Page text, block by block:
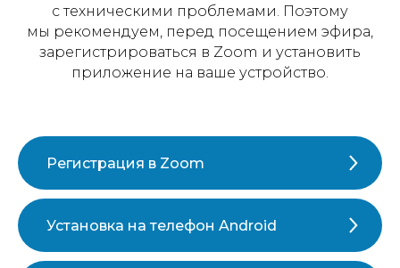
с техническими проблемами. Поэтому
мы рекомендуем, перед посещением эфира,
зарегистрироваться в Zoom и установить
приложение на ваше устройство.
Регистрация в Zoom
Установка на телефон Android